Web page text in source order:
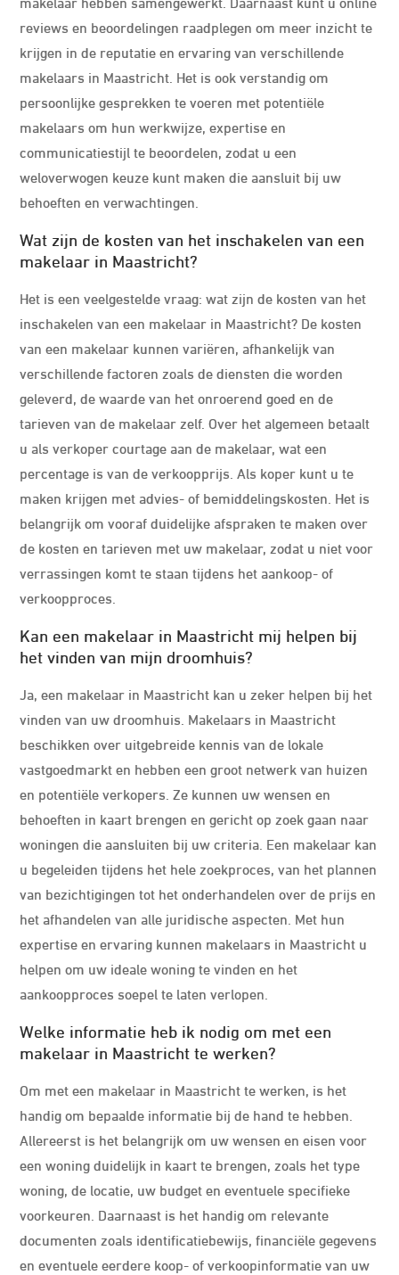
reviews en beoordelingen raadplegen om meer inzicht te
krijgen in de reputatie en ervaring van verschillende
makelaars in Maastricht. Het is ook verstandig om
persoonlijke gesprekken te voeren met potentiële
makelaars om hun werkwijze, expertise en
communicatiestijl te beoordelen, zodat u een
weloverwogen keuze kunt maken die aansluit bij uw
behoeften en verwachtingen.
Wat zijn de kosten van het inschakelen van een
makelaar in Maastricht?
Het is een veelgestelde vraag: wat zijn de kosten van het
inschakelen van een makelaar in Maastricht? De kosten
van een makelaar kunnen variëren, afhankelijk van
verschillende factoren zoals de diensten die worden
geleverd, de waarde van het onroerend goed en de
tarieven van de makelaar zelf. Over het algemeen betaalt
u als verkoper courtage aan de makelaar, wat een
percentage is van de verkoopprijs. Als koper kunt u te
maken krijgen met advies- of bemiddelingskosten. Het is
belangrijk om vooraf duidelijke afspraken te maken over
de kosten en tarieven met uw makelaar, zodat u niet voor
verrassingen komt te staan tijdens het aankoop- of
verkoopproces.
Kan een makelaar in Maastricht mij helpen bij
het vinden van mijn droomhuis?
Ja, een makelaar in Maastricht kan u zeker helpen bij het
vinden van uw droomhuis. Makelaars in Maastricht
beschikken over uitgebreide kennis van de lokale
vastgoedmarkt en hebben een groot netwerk van huizen
en potentiële verkopers. Ze kunnen uw wensen en
behoeften in kaart brengen en gericht op zoek gaan naar
woningen die aansluiten bij uw criteria. Een makelaar kan
u begeleiden tijdens het hele zoekproces, van het plannen
van bezichtigingen tot het onderhandelen over de prijs en
het afhandelen van alle juridische aspecten. Met hun
expertise en ervaring kunnen makelaars in Maastricht u
helpen om uw ideale woning te vinden en het
aankoopproces soepel te laten verlopen.
Welke informatie heb ik nodig om met een
makelaar in Maastricht te werken?
Om met een makelaar in Maastricht te werken, is het
handig om bepaalde informatie bij de hand te hebben.
Allereerst is het belangrijk om uw wensen en eisen voor
een woning duidelijk in kaart te brengen, zoals het type
woning, de locatie, uw budget en eventuele specifieke
voorkeuren. Daarnaast is het handig om relevante
documenten zoals identificatiebewijs, financiële gegevens
en eventuele eerdere koop- of verkoopinformatie van uw